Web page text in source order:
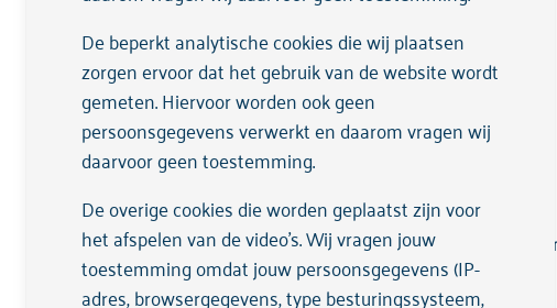
Crisisplan
Postcrisis Plan
Voor wie?
Als je wilt werken aan zichzelf nadat je een
jezelf en hoe zorg je dat het goed blijft gaan?
De beperkt analytische cookies die wij plaatsen
zorgen ervoor dat het gebruik van de website wordt
gemeten. Hiervoor worden ook geen
persoonsgegevens verwerkt en daarom vragen wij
daarvoor geen toestemming.
De overige cookies die worden geplaatst zijn voor
het afspelen van de video's. Wij vragen jouw
toestemming omdat jouw persoonsgegevens (IP-
adres, browsergegevens, type besturingssysteem,